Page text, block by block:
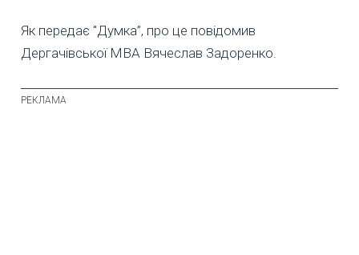
Як передає "Думка”, про це повідомив
Дергачівської МВА Вячеслав Задоренко.